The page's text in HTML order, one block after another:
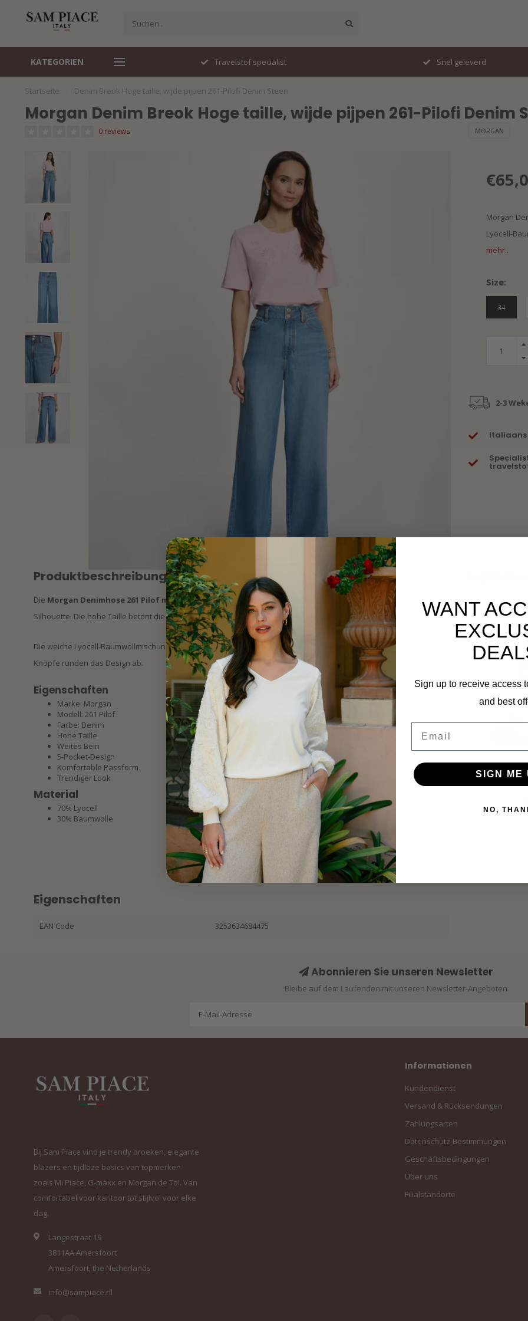
KATEGORIEN
Travelstof specialist Snel geleverd Perfecte pasvorm
Startseite Denim Breok Hoge taille, wijde pijpen 261-Pilofi Denim Steen
Morgan Denim Breok Hoge taille, wijde pijpen 261-Pilofi Denim
0 reviews MORGAN
Morgan
Lyocell-
mehr..
Size:
34
2-3
Italiaans
Produktbeschreibung
Die Morgan Denimhose 261 Pilof mit hoher Taille und weitem Bein
bietet eine moderne und elegante
Silhouette. Die hohe Taille betont die Figur, während die weiten Beine einen trendigen Look schaffen.
Die weiche Lyocell-Baumwollmischung sorgt für hohen Tragekomfort. Klassische 5-Pocket-Details und dezente
Knöpfe runden das Design ab.
Eigenschaften
Marke: Morgan
Modell: 261 Pilof
Farbe: Denim
Hohe Taille
Weites Bein
5-Pocket-Design
Komfortable Passform
Trendiger Look
Material
70% Lyocell
30% Baumwolle
Eigenschaften
EAN Code 3253634684475
Travel
Abonnieren Sie unseren Newsletter
Bleibe auf dem Laufenden mit unseren Newsletter-Angeboten
Bij Sam Piace vind je trendy broeken, elegante
blazers en tijdloze basics van topmerken
zoals Mi Piace, G-maxx en Morgan de Toi. Van
comfortabel voor kantoor tot stijlvol voor elke
dag.
Langestraat 19
3811AA Amersfoort
Amersfoort, the Netherlands
info@sampiace.nl
Informationen
Kundendienst
Versand & Rücksendungen
Zahlungsarten
Datenschutz-Bestimmungen
Geschäftsbedingungen
Über uns
Filialstandorte
WANT
Sign up to receive access
and best
SIGN ME
NO,